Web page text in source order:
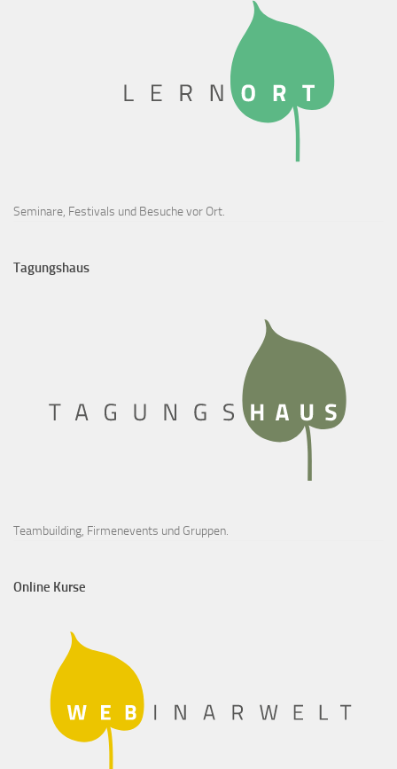
Seminare, Festivals und Besuche vor Ort.
Tagungshaus
Teambuilding, Firmenevents und Gruppen.
Online Kurse